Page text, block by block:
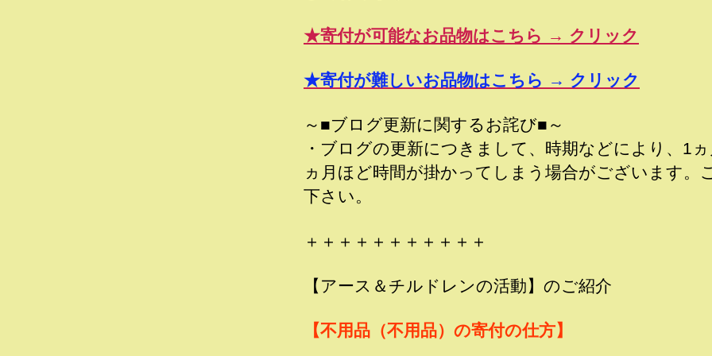
★寄付が可能なお品物はこちら → クリック
★寄付が難しいお品物はこちら → クリック
～■ブログ更新に関するお詫び■～
・ブログの更新につきまして、時期などにより、1
ヵ月ほど時間が掛かってしまう場合がございます。
下さい。
＋＋＋＋＋＋＋＋＋＋＋
【アース＆チルドレンの活動】のご紹介
【不用品（不用品）の寄付の仕方】